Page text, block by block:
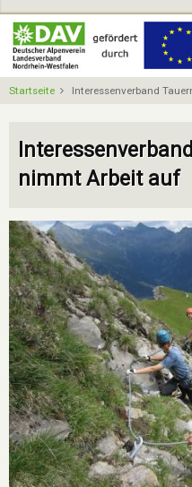
Direkt
zum
Inhalt
Startseite Interessenverband
nimmt Arbeit auf